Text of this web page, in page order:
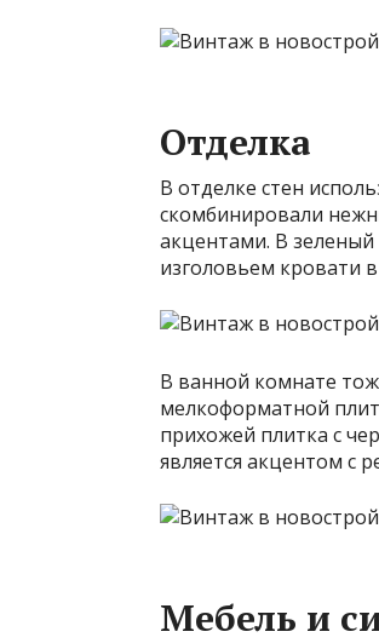
Отделка
В отделке стен
скомбинировали
акцентами. В зеленый
изголовьем кровати
В ванной комнате
мелкоформатной
прихожей плитка с
является акцентом с
Мебель и